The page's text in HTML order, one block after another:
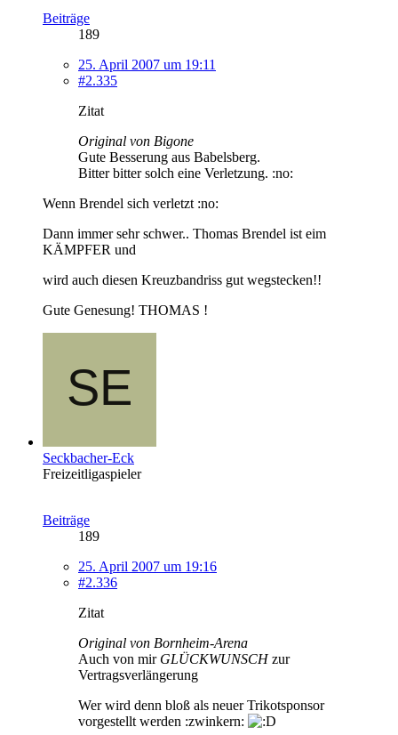
Beiträge
189
25. April 2007 um 19:11
#2.335
Zitat
Original von Bigone
Gute Besserung aus Babelsberg.
Bitter bitter solch eine Verletzung. :no:
Wenn Brendel sich verletzt :no:
Dann immer sehr schwer.. Thomas Brendel ist eim
KÄMPFER und
wird auch diesen Kreuzbandriss gut wegstecken!!
Gute Genesung! THOMAS !
Seckbacher-Eck
Freizeitligaspieler
Beiträge
189
25. April 2007 um 19:16
#2.336
Zitat
Original von Bornheim-Arena
Auch von mir GLÜCKWUNSCHzur
Vertragsverlängerung
Wer wird denn bloß als neuer Trikotsponsor
vorgestellt werden :zwinkern: